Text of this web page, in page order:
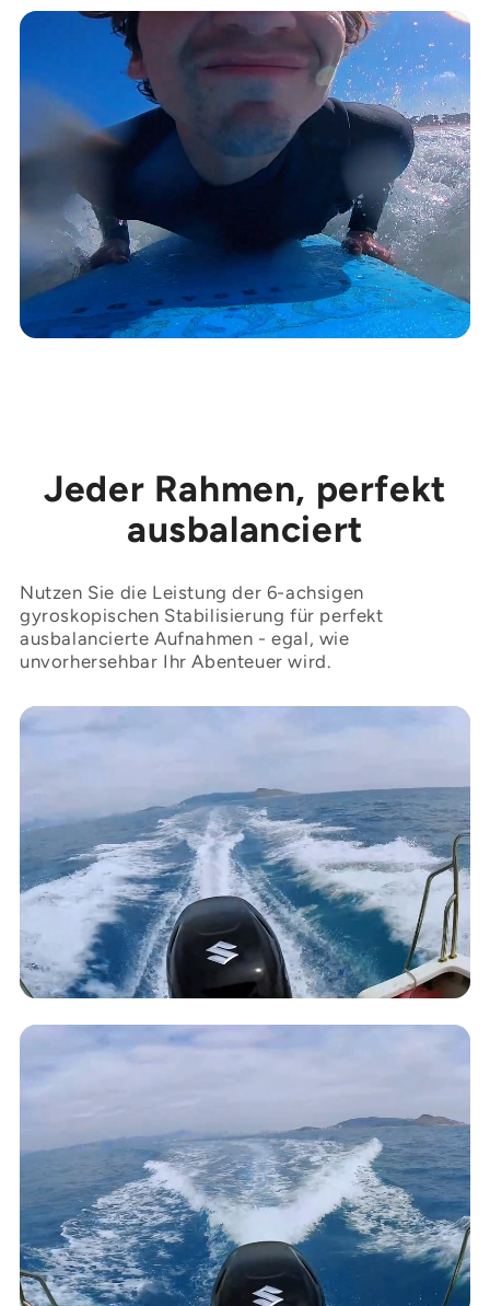
Jeder Rahmen, perfekt
ausbalanciert
Nutzen Sie die Leistung der 6-achsigen
gyroskopischen Stabilisierung für perfekt
ausbalancierte Aufnahmen - egal, wie
unvorhersehbar Ihr Abenteuer wird.